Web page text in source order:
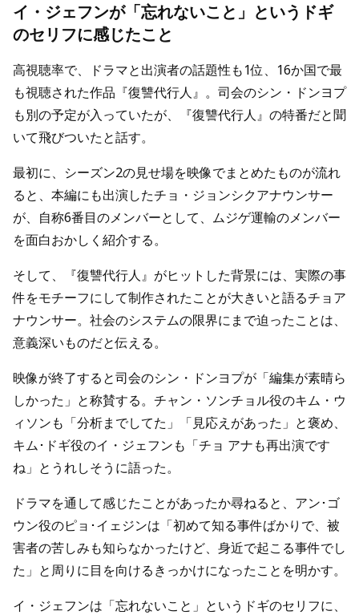
イ・ジェフンが「忘れないこと」というドギ
のセリフに感じたこと
高視聴率で、ドラマと出演者の話題性も1位、16か国で最
も視聴された作品『復讐代行人』。司会のシン・ドンヨプ
も別の予定が入っていたが、『復讐代行人』の特番だと聞
いて飛びついたと話す。
最初に、シーズン2の見せ場を映像でまとめたものが流れ
ると、本編にも出演したチョ・ジョンシクアナウンサー
が、自称6番目のメンバーとして、ムジゲ運輸のメンバー
を面白おかしく紹介する。
そして、『復讐代行人』がヒットした背景には、実際の事
件をモチーフにして制作されたことが大きいと語るチョア
ナウンサー。社会のシステムの限界にまで迫ったことは、
意義深いものだと伝える。
映像が終了すると司会のシン・ドンヨプが「編集が素晴ら
しかった」と称賛する。チャン・ソンチョル役のキム・ウ
ィソンも「分析までしてた」「見応えがあった」と褒め、
キム･ドギ役のイ・ジェフンも「チョ アナも再出演です
ね」とうれしそうに語った。
ドラマを通して感じたことがあったか尋ねると、アン･ゴ
ウン役のピョ･イェジンは「初めて知る事件ばかりで、被
害者の苦しみも知らなかったけど、身近で起こる事件でし
た」と周りに目を向けるきっかけになったことを明かす。
イ・ジェフンは「忘れないこと」というドギのセリフに、